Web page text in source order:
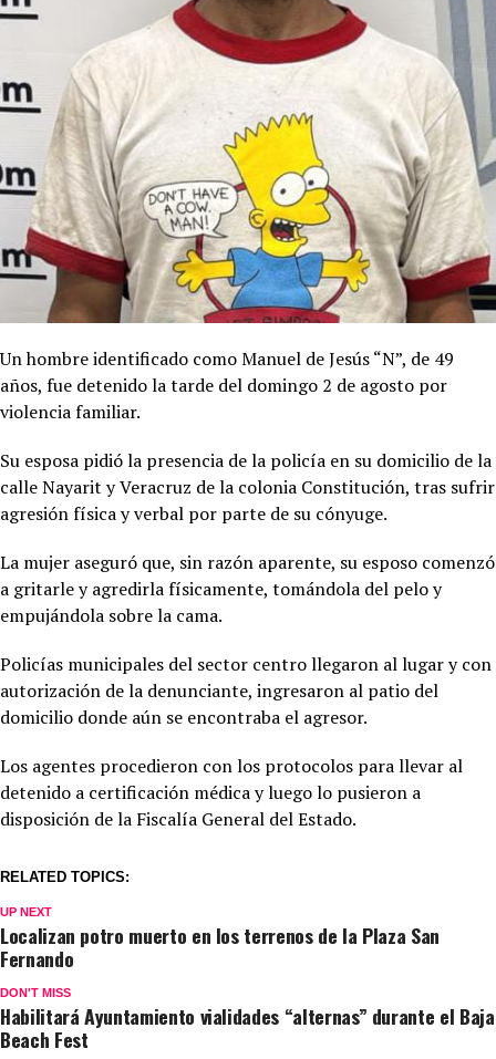
Un hombre identificado como Manuel de Jesús “N”, de 49
años, fue detenido la tarde del domingo 2 de agosto por
violencia familiar.
Su esposa pidió la presencia de la policía en su domicilio de la
calle Nayarit y Veracruz de la colonia Constitución, tras sufrir
agresión física y verbal por parte de su cónyuge.
La mujer aseguró que, sin razón aparente, su esposo comenzó
a gritarle y agredirla físicamente, tomándola del pelo y
empujándola sobre la cama.
Policías municipales del sector centro llegaron al lugar y con
autorización de la denunciante, ingresaron al patio del
domicilio donde aún se encontraba el agresor.
Los agentes procedieron con los protocolos para llevar al
detenido a certificación médica y luego lo pusieron a
disposición de la Fiscalía General del Estado.
RELATED TOPICS:
UP NEXT
Localizan potro muerto en los terrenos de la Plaza San
Fernando
DON'T MISS
Habilitará Ayuntamiento vialidades “alternas” durante el Baja
Beach Fest